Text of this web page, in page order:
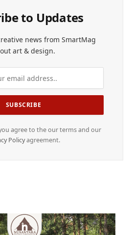
to Updates
news from SmartMag
art & design.
agree to the our terms and our
Policyagreement.